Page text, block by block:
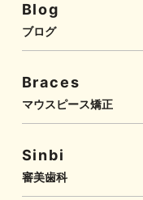
Blog
ブログ
Braces
マウスピース矯正
Sinbi
審美歯科